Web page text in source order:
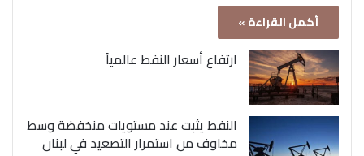
أكمل القراءة »
ارتفاع أسعار النفط عالمياً
النفط يثبت عند مستويات منخفضة وسط
مخاوف من استمرار التصعيد في لبنان